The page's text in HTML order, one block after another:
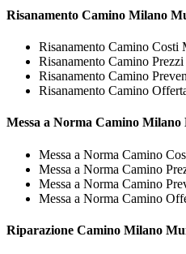
Risanamento Camino Milano
Risanamento Camino
Risanamento Camino
Risanamento Camino
Risanamento Camino
Messa a Norma Camino Milano
Messa a Norma Camino
Messa a Norma Camino
Messa a Norma Camino
Messa a Norma Camino
Riparazione Camino Milano